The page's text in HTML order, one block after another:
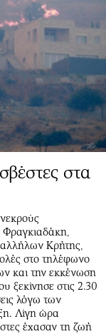
στα
Κρήτης,
στο τηλέφωνο
και την εκκένωση
ξεκίνησε στις 2.30
λόγω των
Λίγη ώρα
έχασαν τη ζωή